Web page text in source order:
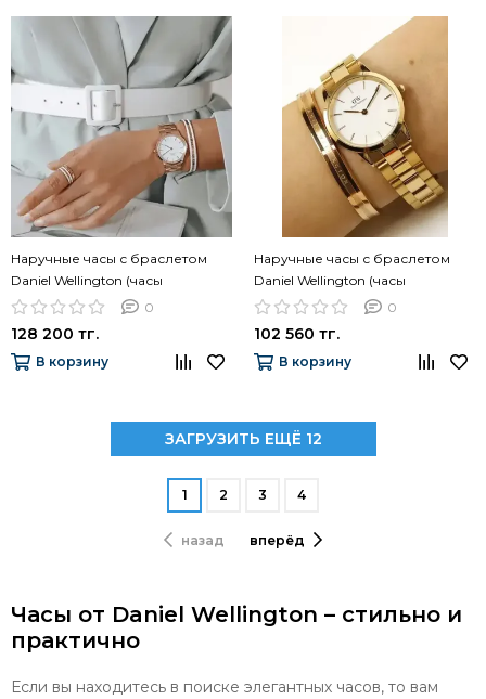
Наручные часы с браслетом
Daniel Wellington (часы
DW00100211 + браслет
0
128 200 тг.
В корзину
Наручные часы с браслетом
Daniel Wellington (часы
DW00100211 + браслет
0
102 560 тг.
В корзину
ЗАГРУЗИТЬ ЕЩЁ 12
назад
1 2 3 4
вперёд
Часы от Daniel Wellington – стильно и
практично
Если вы находитесь в поиске элегантных часов, то вам